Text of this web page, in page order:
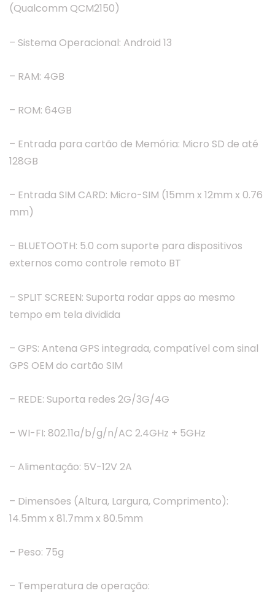
(Qualcomm QCM2150)
– Sistema Operacional: Android 13
– RAM: 4GB
– ROM: 64GB
– Entrada para cartão de Memória: Micro SD de até
128GB
– Entrada SIM CARD: Micro-SIM (15mm x 12mm x 0.76
mm)
– BLUETOOTH: 5.0 com suporte para dispositivos
externos como controle remoto BT
– SPLIT SCREEN: Suporta rodar apps ao mesmo
tempo em tela dividida
– GPS: Antena GPS integrada, compatível com sinal
GPS OEM do cartão SIM
– REDE: Suporta redes 2G/3G/4G
– WI-FI: 802.11a/b/g/n/AC 2.4GHz + 5GHz
– Alimentação: 5V-12V 2A
– Dimensões (Altura, Largura, Comprimento):
14.5mm x 81.7mm x 80.5mm
– Peso: 75g
– Temperatura de operação: